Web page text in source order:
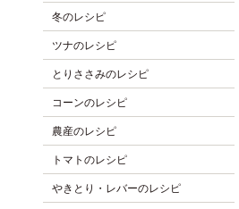
冬のレシピ
ツナのレシピ
とりささみのレシピ
コーンのレシピ
農産のレシピ
トマトのレシピ
やきとり・レバーのレシピ